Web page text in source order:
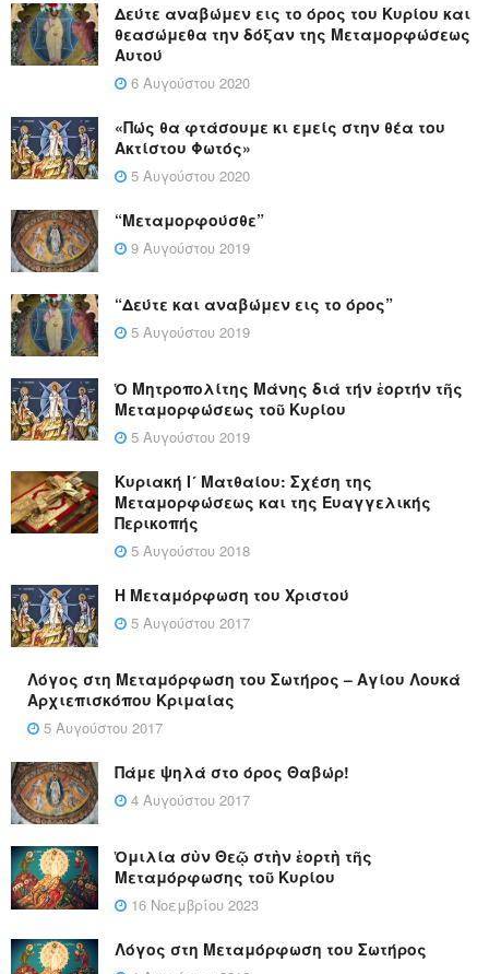
Δεύτε αναβώμεν εις το όρος του Κυρίου και
θεασώμεθα την δόξαν της Μεταμορφώσεως
Αυτού
6 Αυγούστου 2020
«Πώς θα φτάσουμε κι εμείς στην θέα του
Ακτίστου Φωτός»
5 Αυγούστου 2020
“Μεταμορφούσθε”
9 Αυγούστου 2019
“Δεύτε και αναβώμεν εις το όρος”
5 Αυγούστου 2019
Ὁ Μητροπολίτης Μάνης διά τήν ἑορτήν τῆς
Μεταμορφώσεως τοῦ Κυρίου
5 Αυγούστου 2019
Κυριακή Ι´ Ματθαίου: Σχέση της
Μεταμορφώσεως και της Ευαγγελικής
Περικοπής
5 Αυγούστου 2018
Η Μεταμόρφωση του Χριστού
5 Αυγούστου 2017
Λόγος στη Μεταμόρφωση του Σωτήρος – Αγίου Λουκά
Αρχιεπισκόπου Κριμαίας
5 Αυγούστου 2017
Πάμε ψηλά στο όρος Θαβώρ!
4 Αυγούστου 2017
Ὁμιλία σὺν Θεῷ στὴν ἑορτὴ τῆς
Μεταμόρφωσης τοῦ Κυρίου
16 Νοεμβρίου 2023
Λόγος στη Μεταμόρφωση του Σωτήρος